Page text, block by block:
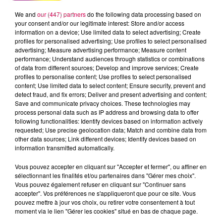
Tout commence dans le quartier
Saint-Marcel, là où les étudiants,
après les cours, aiment lever le
coude. Mais un soir, c’est le drame
: les taverniers osent augmenter le
prix du vin. Scandale ! Les
étudiants refusent de payer, la
tension monte, et… ça éclate en
bagarre générale. Non contents
de ce chaos nocturne, ils
remettent ça le lendemain.
Résultat ? Une mini guerre civile.
La police de l’époque, intervient.
Mais sans demi-mesure : plus de
300 étudiants sont jetés dans la
Seine ou blessés. La répression est
telle que les professeurs de
We and our (447) partnersdo the following data processing based on
your consent and/or our legitimate interest: Store and/or access
information on a device; Use limited data to select advertising; Create
profiles for personalised advertising; Use profiles to select personalised
advertising; Measure advertising performance; Measure content
performance; Understand audiences through statistics or combinations
of data from different sources; Develop and improve services; Create
profiles to personalise content; Use profiles to select personalised
content; Use limited data to select content; Ensure security, prevent and
detect fraud, and fix errors; Deliver and present advertising and content;
Save and communicate privacy choices. These technologies may
process personal data such as IP address and browsing data to offer
following functionalities: Identify devices based on information actively
requested; Use precise geolocation data; Match and combine data from
other data sources; Link different devices; Identify devices based on
information transmitted automatically.
Vous pouvez accepter en cliquant sur "Accepter et fermer", ou affiner en
sélectionnant les finalités et/ou partenaires dans "Gérer mes choix".
Vous pouvez également refuser en cliquant sur "Continuer sans
accepter". Vos préférences ne s'appliqueront que pour ce site. Vous
pouvez mettre à jour vos choix, ou retirer votre consentement à tout
moment via le lien "Gérer les cookies" situé en bas de chaque page.